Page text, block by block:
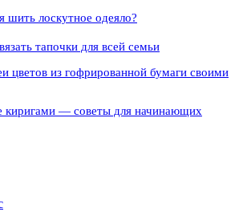
шить лоскутное одеяло?
тапочки для всей семьи
цветов из гофрированной бумаги своими
киригами — советы для начинающих